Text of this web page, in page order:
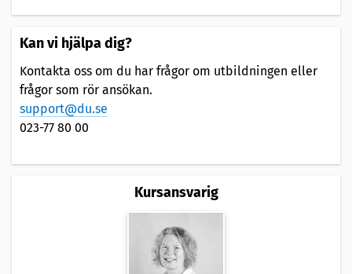
Kan vi hjälpa dig?
Kontakta oss om du har frågor om utbildningen eller
frågor som rör ansökan.
support@du.se
023-77 80 00
Kursansvarig